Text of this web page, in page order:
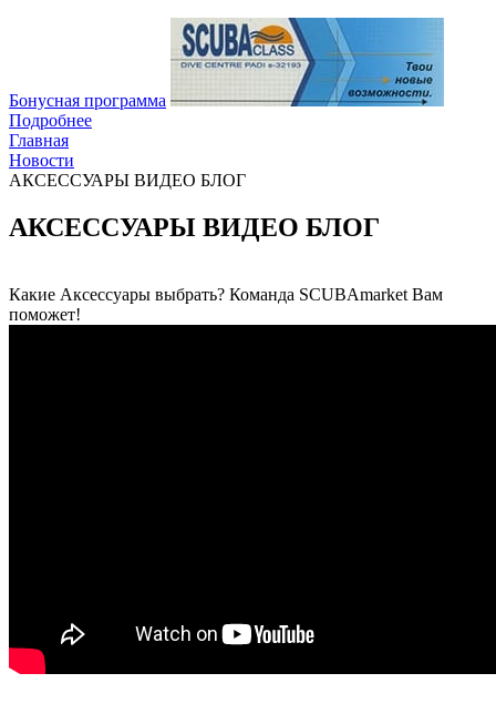
Бонусная программа
Подробнее
Главная
Новости
АКСЕССУАРЫ ВИДЕО БЛОГ
АКСЕССУАРЫ ВИДЕО БЛОГ
Какие Аксессуары выбрать? Команда SCUBAmarket Вам
поможет!